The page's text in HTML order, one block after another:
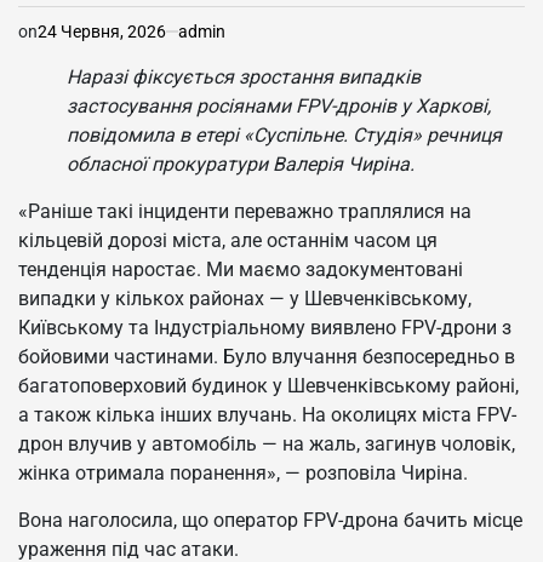
on24 Червня, 2026 admin
Наразі фіксується зростання випадків
застосування росіянами FPV-дронів у Харкові,
повідомила в етері «Суспільне. Студія» речниця
обласної прокуратури Валерія Чиріна.
«Раніше такі інциденти переважно траплялися на
кільцевій дорозі міста, але останнім часом ця
тенденція наростає. Ми маємо задокументовані
випадки у кількох районах — у Шевченківському,
Київському та Індустріальному виявлено FPV-дрони з
бойовими частинами. Було влучання безпосередньо в
багатоповерховий будинок у Шевченківському районі,
а також кілька інших влучань. На околицях міста FPV-
дрон влучив у автомобіль — на жаль, загинув чоловік,
жінка отримала поранення», — розповіла Чиріна.
Вона наголосила, що оператор FPV-дрона бачить місце
ураження під час атаки.